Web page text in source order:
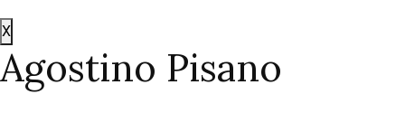
X
Agostino Pisano